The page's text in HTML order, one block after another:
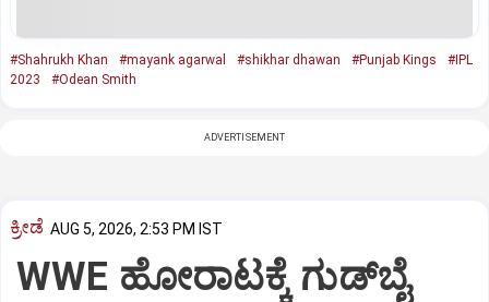
#Shahrukh Khan #mayank agarwal #shikhar dhawan #Punjab Kings
#IPL
2023
#Odean Smith
ADVERTISEMENT
ಕ್ರೀಡೆ AUG 5, 2026, 2:53 PM IST
WWE ಹೋರಾಟಕ್ಕೆ ಗುಡ್‌ಬೈ